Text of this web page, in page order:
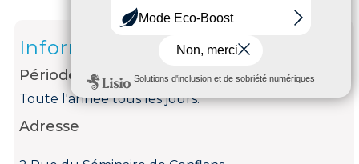
Informations
Période d'ouverture
Toute l'année tous les jours.
Adresse